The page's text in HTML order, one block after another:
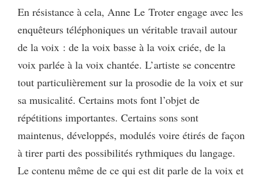
En résistance à cela, Anne Le Troter engage avec les
enquêteurs téléphoniques un véritable travail autour
de la voix : de la voix basse à la voix criée, de la
voix parlée à la voix chantée. L’artiste se concentre
tout particulièrement sur la prosodie de la voix et sur
sa musicalité. Certains mots font l’objet de
répétitions importantes. Certains sons sont
maintenus, développés, modulés voire étirés de façon
à tirer parti des possibilités rythmiques du langage.
Le contenu même de ce qui est dit parle de la voix et